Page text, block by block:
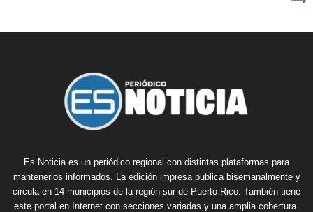
Es Noticia es un periódico regional con distintas plataformas para
mantenerlos informados. La edición impresa publica bisemanalmente y
circula en 14 municipios de la región sur de Puerto Rico. También tiene
este portal en Internet con secciones variadas y una amplia cobertura.